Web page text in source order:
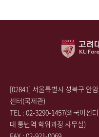
[02841] 서울특별시 성북구 안
센터(국제관)
TEL : 02-3290-1457(외국어센
대 통번역 학위과정 사무실)